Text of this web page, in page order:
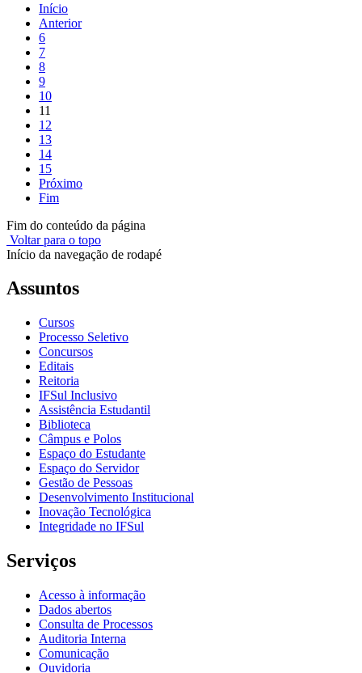
Início
Anterior
6
7
8
9
10
11
12
13
14
15
Próximo
Fim
Fim do conteúdo da página
Voltar para o topo
Início da navegação de rodapé
Assuntos
Cursos
Processo Seletivo
Concursos
Editais
Reitoria
IFSul Inclusivo
Assistência Estudantil
Biblioteca
Câmpus e Polos
Espaço do Estudante
Espaço do Servidor
Gestão de Pessoas
Desenvolvimento Institucional
Inovação Tecnológica
Integridade no IFSul
Serviços
Acesso à informação
Dados abertos
Consulta de Processos
Auditoria Interna
Comunicação
Ouvidoria